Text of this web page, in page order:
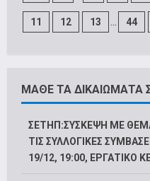
11 12 13 ... 44
ΜΑΘΕ ΤΑ ΔΙΚΑΙΩΜΑΤΑ
ΣΕΤΗΠ:ΣΥΣΚΕΨΗ ΜΕ ΘΕΜΑ
ΤΙΣ ΣΥΛΛΟΓΙΚΕΣ
19/12, 19:00, ΕΡΓΑΤΙΚΟ